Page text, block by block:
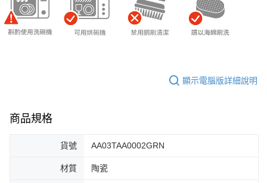
顯示電腦版詳細說明
商品規格
貨號 AA03TAA0002GRN
材質 陶瓷